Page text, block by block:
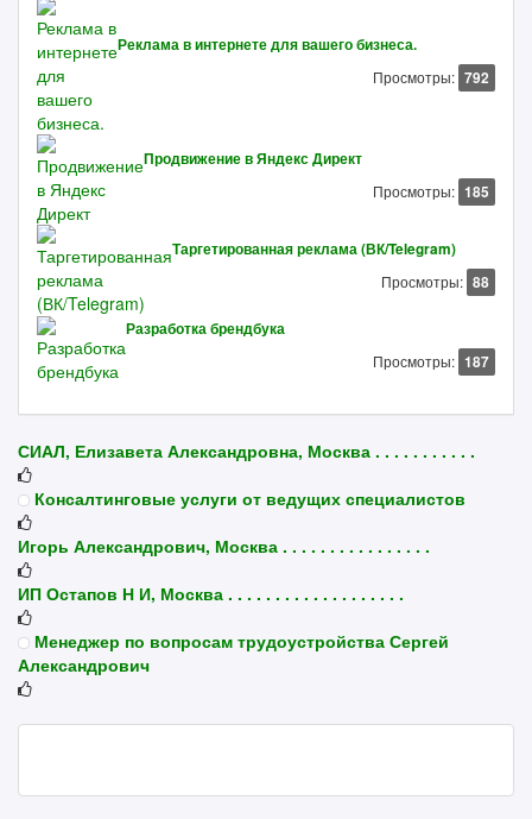
Реклама в интернете для вашего бизнеса.
Просмотры: 792
Продвижение в Яндекс Директ
Просмотры: 185
Таргетированная реклама (ВК/Telegram)
Просмотры: 88
Разработка брендбука
Просмотры: 187
СИАЛ, Елизавета Александровна, Москва . . . . . . . . . . .
Консалтинговые услуги от ведущих специалистов
Игорь Александрович, Москва . . . . . . . . . . . . . . . .
ИП Остапов Н И, Москва . . . . . . . . . . . . . . . . . . .
Менеджер по вопросам трудоустройства Сергей
Александрович